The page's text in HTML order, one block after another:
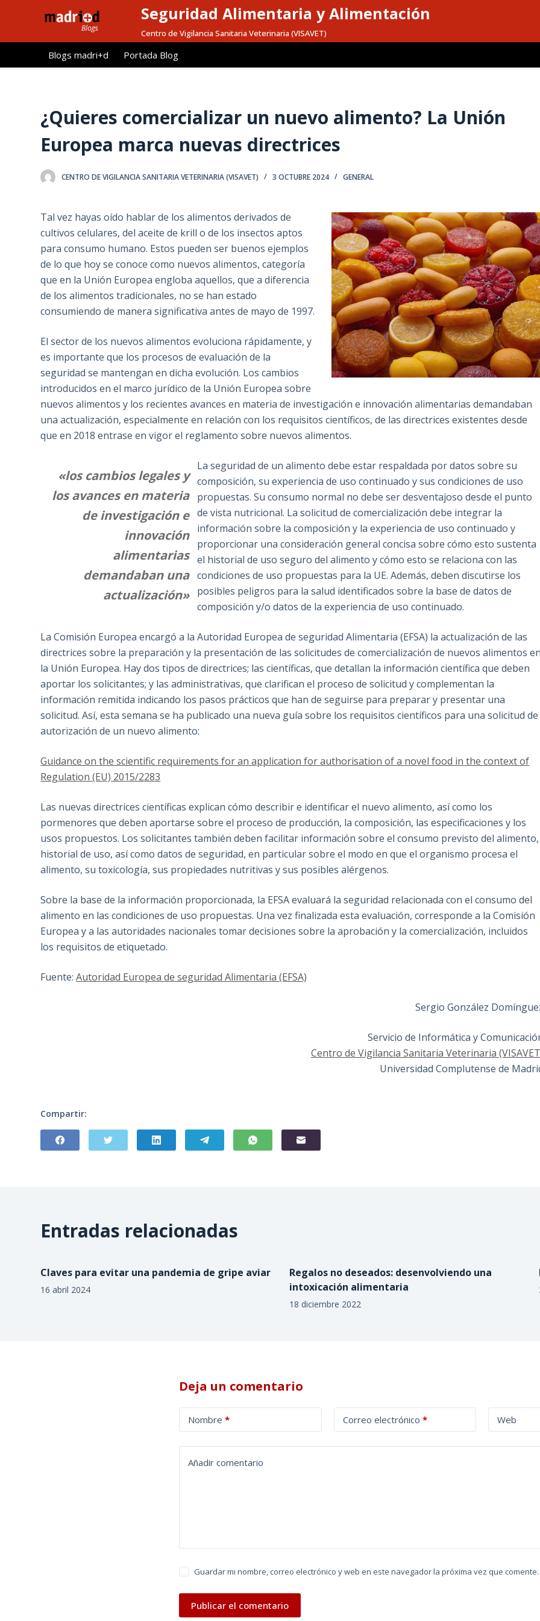
l
Seguridad Alimentaria y Alimentación
Centro de Vigilancia Sanitaria Veterinaria (VISAVET)
Blogs madri+d Portada Blog
¿Quieres comercializar un nuevo alimento? La Unión
Europea marca nuevas directrices
CENTRO DE VIGILANCIA SANITARIA VETERINARIA (VISAVET) 3 OCTUBRE 2024 GENERAL
Tal vez hayas oído hablar de los alimentos derivados de
cultivos celulares, del aceite de krill o de los insectos aptos
para consumo humano. Estos pueden ser buenos ejemplos
de lo que hoy se conoce como nuevos alimentos, categoría
que en la Unión Europea engloba aquellos, que a diferencia
de los alimentos tradicionales, no se han estado
consumiendo de manera significativa antes de mayo de 1997.
El sector de los nuevos alimentos evoluciona rápidamente, y
es importante que los procesos de evaluación de la
seguridad se mantengan en dicha evolución. Los cambios
introducidos en el marco jurídico de la Unión Europea sobre
nuevos alimentos y los recientes avances en materia de investigación e innovación alimentarias demandaban
una actualización, especialmente en relación con los requisitos científicos, de las directrices existentes desde
que en 2018 entrase en vigor el reglamento sobre nuevos alimentos.
«los cambios legales y
los avances en materia
de investigación e
innovación
alimentarias
demandaban una
actualización»
La seguridad de un alimento debe estar respaldada por datos sobre su
composición, su experiencia de uso continuado y sus condiciones de uso
propuestas. Su consumo normal no debe ser desventajoso desde el punto
de vista nutricional. La solicitud de comercialización debe integrar la
información sobre la composición y la experiencia de uso continuado y
proporcionar una consideración general concisa sobre cómo esto sustenta
el historial de uso seguro del alimento y cómo esto se relaciona con las
condiciones de uso propuestas para la UE. Además, deben discutirse los
posibles peligros para la salud identificados sobre la base de datos de
composición y/o datos de la experiencia de uso continuado.
La Comisión Europea encargó a la Autoridad Europea de seguridad Alimentaria (EFSA) la actualización de las
directrices sobre la preparación y la presentación de las solicitudes de comercialización de nuevos alimentos en
la Unión Europea. Hay dos tipos de directrices; las científicas, que detallan la información científica que deben
aportar los solicitantes; y las administrativas, que clarifican el proceso de solicitud y complementan la
información remitida indicando los pasos prácticos que han de seguirse para preparar y presentar una
solicitud. Así, esta semana se ha publicado una nueva guía sobre los requisitos científicos para una solicitud de
autorización de un nuevo alimento:
Guidance on the scientific requirements for an application for authorisation of a novel food in the context of
Regulation (EU) 2015/2283
Las nuevas directrices científicas explican cómo describir e identificar el nuevo alimento, así como los
pormenores que deben aportarse sobre el proceso de producción, la composición, las especificaciones y los
usos propuestos. Los solicitantes también deben facilitar información sobre el consumo previsto del alimento,
historial de uso, así como datos de seguridad, en particular sobre el modo en que el organismo procesa el
alimento, su toxicología, sus propiedades nutritivas y sus posibles alérgenos.
Sobre la base de la información proporcionada, la EFSA evaluará la seguridad relacionada con el consumo del
alimento en las condiciones de uso propuestas. Una vez finalizada esta evaluación, corresponde a la Comisión
Europea y a las autoridades nacionales tomar decisiones sobre la aprobación y la comercialización, incluidos
los requisitos de etiquetado.
Fuente:Autoridad Europea de seguridad Alimentaria (EFSA)
Sergio González
Servicio de Informática y
Centro de Vigilancia Sanitaria Veterinaria
Universidad Complutense de
Compartir:
Entradas relacionadas
Claves para evitar una pandemia de gripe aviar
16 abril 2024
Regalos no deseados: desenvolviendo una
intoxicación alimentaria
18 diciembre 2022
Deja un comentario
Nombre * Correo electrónico * Web
Añadir comentario
Guardar mi nombre, correo electrónico y web en este navegador la próxima vez que comente.
Publicar el comentario
l
t